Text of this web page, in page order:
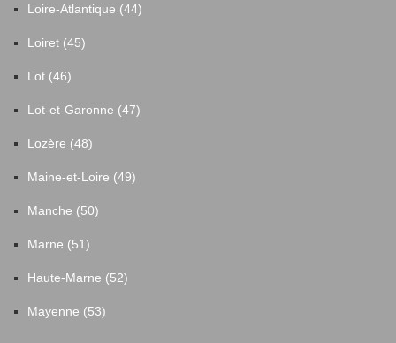
Loire-Atlantique (44)
Loiret (45)
Lot (46)
Lot-et-Garonne (47)
Lozère (48)
Maine-et-Loire (49)
Manche (50)
Marne (51)
Haute-Marne (52)
Mayenne (53)